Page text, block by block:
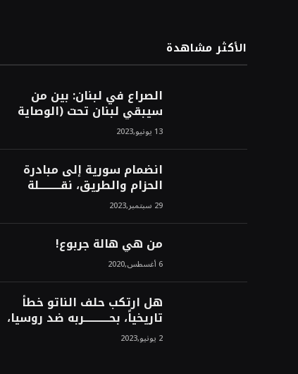
الأكثر مشاهدة
الصراع في لبنان: بين من
سيبقي لبنان تحت (الوصاية
الأمريكية)، وبين من سيخرج
لبنان من النفق الغربي!محمد13 يونيو,2023
انضمام سورية إلى مبادرة
الحزام والطريق، نقــــــــــلة
نوعــــــــــــية، استراتيجية، تاريخية،
نهائية، نحو الشرق!محمد محسن29 سبتمبر,2023
من هي هالة جربوع!
6 أغسطس,2020
هل ارتكب حلف الناتو خطأً
تاريخياً، بحــــــــــــربه ضد روسيا،
لأن انتصار روسيا الحتمي،
سيفتت الناتو!محمد محسن 2 يونيو,2023